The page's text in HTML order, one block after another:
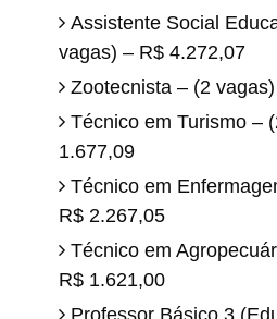
Assistente Social
vagas) – R$ 4.272,07
Zootecnista – (2
Técnico em Turismo –
1.677,09
Técnico em
R$ 2.267,05
Técnico em
R$ 1.621,00
Professor Básico 3